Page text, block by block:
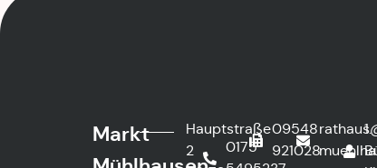
Markt
Hauptstraße
2
0175
09548
921028
1.